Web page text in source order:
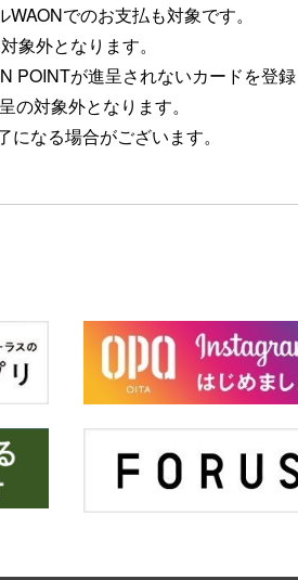
でのお支払も対象です。
象外となります。
POINTが進呈されないカードを登
の対象外となります。
なる場合がございます。